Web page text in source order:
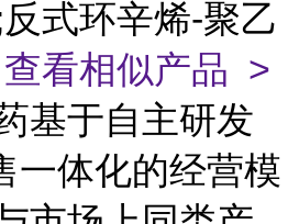
式环辛烯-聚乙
查看相似产品 >
基于自主研发
体化的经营模